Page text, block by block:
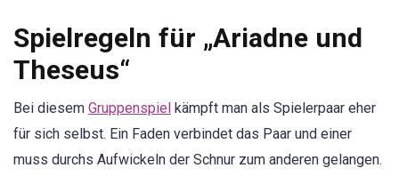
Spielregeln für „Ariadne und
Theseus“
Bei diesem Gruppenspiel kämpft man als Spielerpaar eher
für sich selbst. Ein Faden verbindet das Paar und einer
muss durchs Aufwickeln der Schnur zum anderen gelangen.